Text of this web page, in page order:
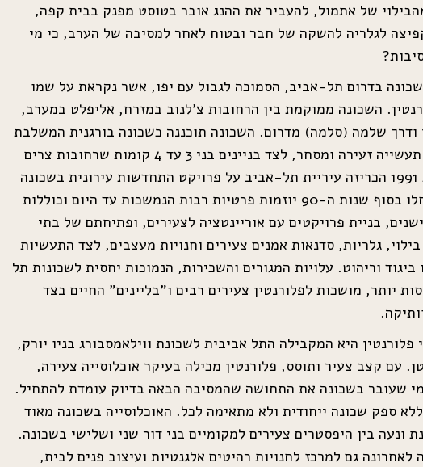
של אתמול, להעביר את ההנג אובר בטוסט מפנק בבית קפה,
לגלריה להשקה של חבר ובטוח לאחר למסיבה של הערב, כי מי
שכונה בדרום תל-אביב, הסמוכה לגבול עם יפו, אשר נקראת על שמו
השכונה ממוקמת בין הרחובות צ’לנוב במזרח, אליפלט במערב,
ודרך שלמה (סלמה) מדרום. השכונה תוכננה כשכונה בורגנית המשלבת
עסקי מלאכה, תעשייה זעירה ומסחר, לצד בניינים בני 3 עד 4 קומות שרחובות צרים
ביניהם. בשנת 1991 הכריזה עיריית תל-אביב על פרויקט התחדשות עירונית בשכונה
ובעקבותיה החלו בסוף שנות ה-90 יוזמות פרטיות רבות הנמשכות עד היום וכוללות
בניית פרויקטים עם אוריינטציה לצעירים, ופתיחתם של בתי
גלריות, סדנאות אמנים צעירים וחנויות מעצבים, לצד התעשיות
ביגוד וריהוט. עלויות המגורים והשכירות, הנמוכות יחסית לשכונות תל
יותר, מושכות לפלורנטין צעירים רבים ו”בליינים” החיים בצד
פלורנטין היא המקבילה התל אביבית לשכונת ווילאמסבורג בניו יורק,
עם קצב צעיר ותוסס, פלורנטין מכילה בעיקר אוכלוסייה צעירה,
שעובר בשכונה את התחושה שהמסיבה הבאה בדיוק עומדת להתחיל.
ללא ספק שכונה ייחודית ולא מתאימה לכל. האוכלוסייה בשכונה מאוד
ונעה בין היפסטרים צעירים למקומיים בני דור שני ושלישי בשכונה.
לאחרונה גם למרכז לחנויות רהיטים אלגנטיות ועיצוב פנים לבית,